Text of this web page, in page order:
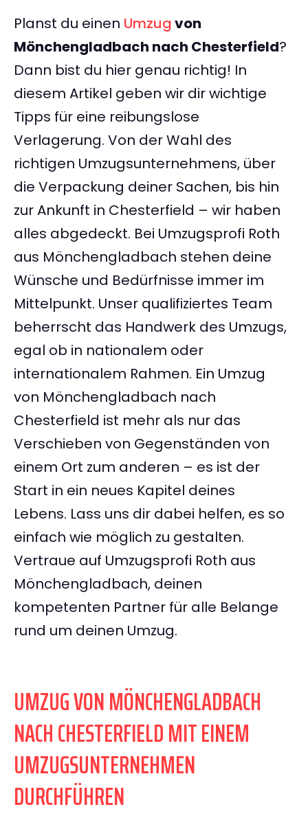
Planst du einen Umzugvon
Mönchengladbach nach Chesterfield?
Dann bist du hier genau richtig! In
diesem Artikel geben wir dir wichtige
Tipps für eine reibungslose
Verlagerung. Von der Wahl des
richtigen Umzugsunternehmens, über
die Verpackung deiner Sachen, bis hin
zur Ankunft in Chesterfield – wir haben
alles abgedeckt. Bei Umzugsprofi Roth
aus Mönchengladbach stehen deine
Wünsche und Bedürfnisse immer im
Mittelpunkt. Unser qualifiziertes Team
beherrscht das Handwerk des Umzugs,
egal ob in nationalem oder
internationalem Rahmen. Ein Umzug
von Mönchengladbach nach
Chesterfield ist mehr als nur das
Verschieben von Gegenständen von
einem Ort zum anderen – es ist der
Start in ein neues Kapitel deines
Lebens. Lass uns dir dabei helfen, es so
einfach wie möglich zu gestalten.
Vertraue auf Umzugsprofi Roth aus
Mönchengladbach, deinen
kompetenten Partner für alle Belange
rund um deinen Umzug.
UMZUG VON MÖNCHENGLADBACH
NACH CHESTERFIELD MIT EINEM
UMZUGSUNTERNEHMEN
DURCHFÜHREN